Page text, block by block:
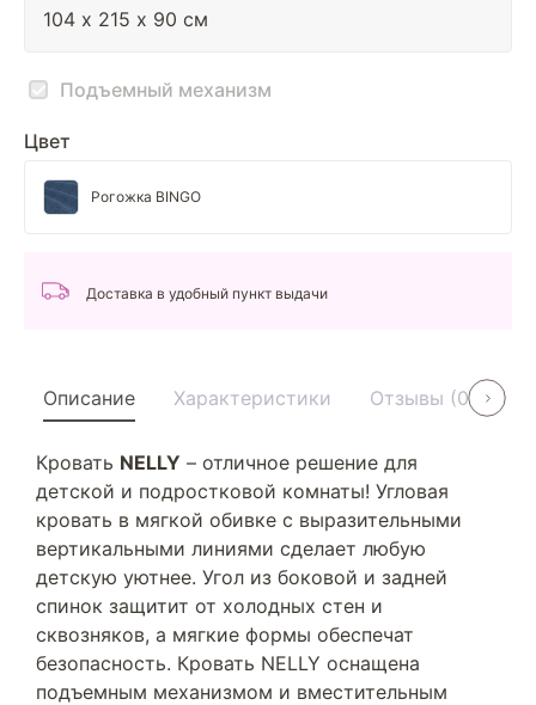
Подъемный механизм
Цвет
Рогожка BINGO
Доставка в удобный пункт выдачи
Описание Характеристики Отзывы (0)
Кровать NELLY – отличное решение для
детской и подростковой комнаты! Угловая
кровать в мягкой обивке с выразительными
вертикальными линиями сделает любую
детскую уютнее. Угол из боковой и задней
спинок защитит от холодных стен и
сквозняков, а мягкие формы обеспечат
безопасность. Кровать NELLY оснащена
подъемным механизмом и вместительным